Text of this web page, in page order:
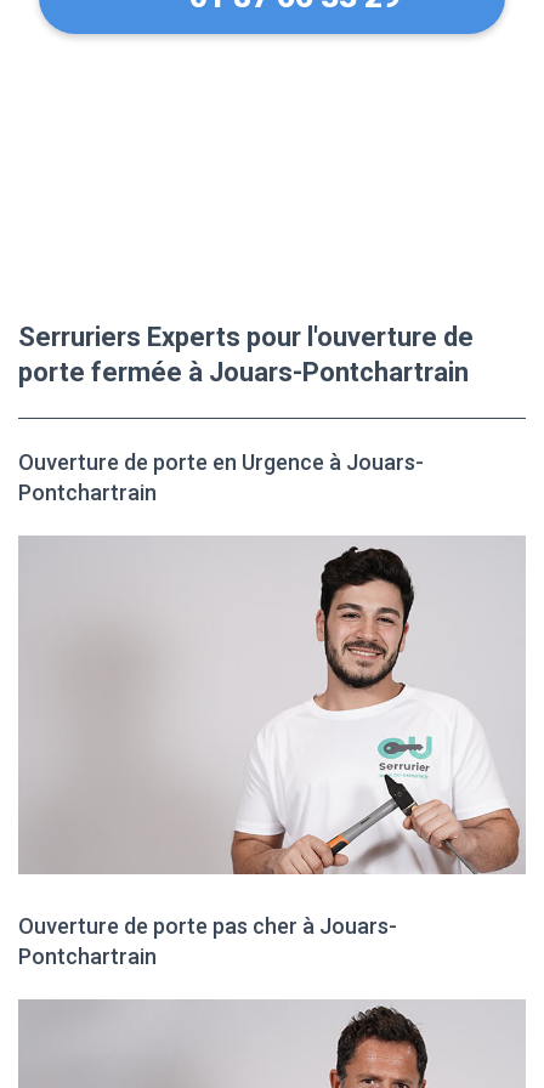
Serruriers Experts pour l'ouverture de
porte fermée à Jouars-Pontchartrain
Ouverture de porte en Urgence à Jouars-
Pontchartrain
Ouverture de porte pas cher à Jouars-
Pontchartrain